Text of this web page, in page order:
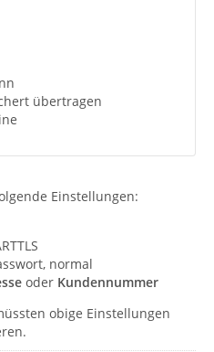
übertragen
Einstellungen:
normal
oder Kundennummer
obige Einstellungen